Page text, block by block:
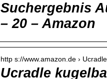
Suchergebnis
– 20 – Amazon
http s://www.amazon.de ›
Ucradle